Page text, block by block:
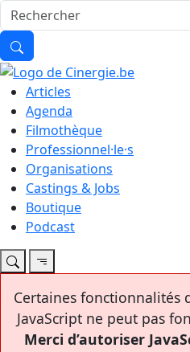
Articles
Agenda
Filmothèque
Professionnel·le·s
Organisations
Castings & Jobs
Boutique
Podcast
Certaines fonctionnalités
JavaScript ne peut pas
Merci d’autoriser